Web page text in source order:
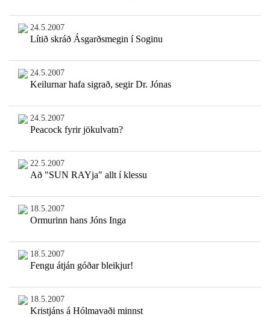
24.5.2007
Lítið skráð Ásgarðsmegin í Soginu
24.5.2007
Keilurnar hafa sigrað, segir Dr. Jónas
24.5.2007
Peacock fyrir jökulvatn?
22.5.2007
Að "SUN RAYja" allt í klessu
18.5.2007
Ormurinn hans Jóns Inga
18.5.2007
Fengu átján góðar bleikjur!
18.5.2007
Kristjáns á Hólmavaði minnst